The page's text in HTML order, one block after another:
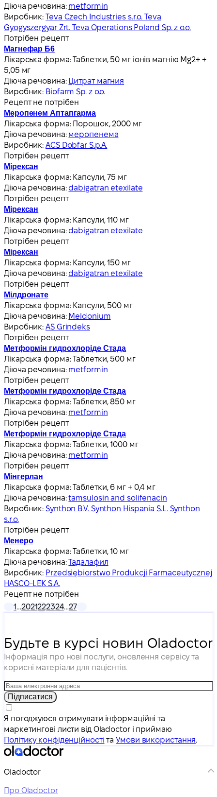
Діюча речовина: metformin
Виробник:Teva Czech Industries s.r.o. Teva
Gyogyszergyar Zrt. Teva Operations Poland Sp. z o.o.
Потрібен рецепт
Магнефар Б6
Лікарська форма:Таблетки, 50 мг іонів магнію Mg2+ +
5,05 мг
Діюча речовина: Цитрат магния
Виробник: Biofarm Sp. z o.o.
Рецепт не потрібен
Меропенем Аптапгарма
Лікарська форма: Порошок, 2000 мг
Діюча речовина: меропенема
Виробник:ACS Dobfar S.p.A.
Потрібен рецепт
Мірексан
Лікарська форма: Капсули, 75 мг
Діюча речовина: dabigatran etexilate
Потрібен рецепт
Мірексан
Лікарська форма: Капсули, 110 мг
Діюча речовина: dabigatran etexilate
Потрібен рецепт
Мірексан
Лікарська форма: Капсули, 150 мг
Діюча речовина: dabigatran etexilate
Потрібен рецепт
Мілдронате
Лікарська форма: Капсули, 500 мг
Діюча речовина: Meldonium
Виробник:AS Grindeks
Потрібен рецепт
Метформін гидрохлоріде Стада
Лікарська форма:Таблетки, 500 мг
Діюча речовина: metformin
Потрібен рецепт
Метформін гидрохлоріде Стада
Лікарська форма:Таблетки, 850 мг
Діюча речовина: metformin
Потрібен рецепт
Метформін гидрохлоріде Стада
Лікарська форма:Таблетки, 1000 мг
Діюча речовина: metformin
Потрібен рецепт
Мінгерлан
Лікарська форма:Таблетки, 6 мг + 0,4 мг
Діюча речовина:tamsulosin and solifenacin
Виробник:Synthon B.V. Synthon Hispania S.L. Synthon
s.r.o.
Потрібен рецепт
Менеро
Лікарська форма:Таблетки, 10 мг
Діюча речовина:Тадалафил
Виробник: Przedsiębiorstwo Produkcji Farmaceutycznej
HASCO-LEK S.A.
Рецепт не потрібен
1…2021222324…27
Будьте в курсі новин Oladoctor
Інформація про нові послуги, оновлення сервісу та
корисні матеріали для пацієнтів.
Підписатися
Я погоджуюся отримувати інформаційні та
маркетингові листи від Oladoctor і приймаю
Політику конфіденційності таУмови використання.
Oladoctor
Про Oladoctor